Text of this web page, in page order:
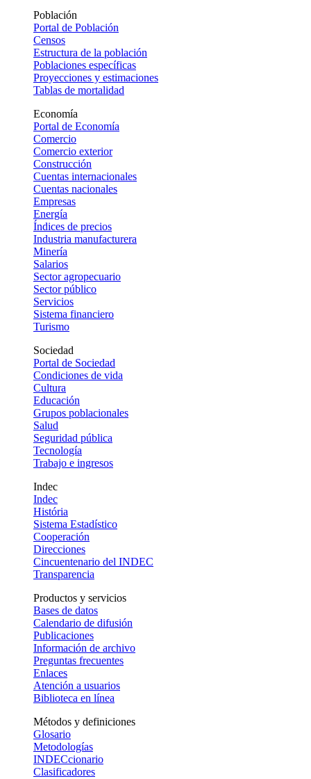
Población
Portal de Población
Censos
Estructura de la población
Poblaciones específicas
Proyecciones y estimaciones
Tablas de mortalidad
Economía
Portal de Economía
Comercio
Comercio exterior
Construcción
Cuentas internacionales
Cuentas nacionales
Empresas
Energía
Índices de precios
Industria manufacturera
Minería
Salarios
Sector agropecuario
Sector público
Servicios
Sistema financiero
Turismo
Sociedad
Portal de Sociedad
Condiciones de vida
Cultura
Educación
Grupos poblacionales
Salud
Seguridad pública
Tecnología
Trabajo e ingresos
Indec
Indec
História
Sistema Estadístico
Cooperación
Direcciones
Cincuentenario del INDEC
Transparencia
Productos y servicios
Bases de datos
Calendario de difusión
Publicaciones
Información de archivo
Preguntas frecuentes
Enlaces
Atención a usuarios
Biblioteca en línea
Métodos y definiciones
Glosario
Metodologías
INDECcionario
Clasificadores